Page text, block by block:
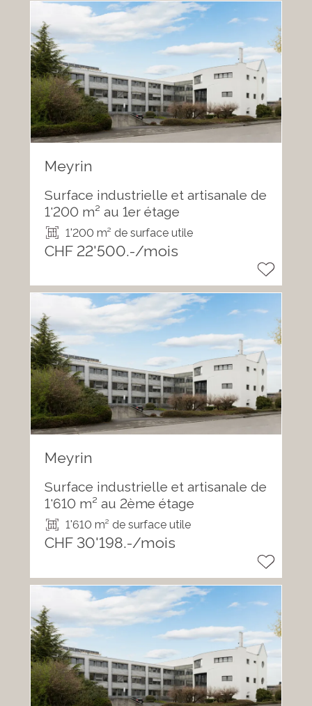
Meyrin
Surface industrielle et artisanale de
1'200 m² au 1er étage
1'200 m² de surface utile
CHF 22'500.-/mois
Meyrin
Surface industrielle et artisanale de
1'610 m² au 2ème étage
1'610 m² de surface utile
CHF 30'198.-/mois